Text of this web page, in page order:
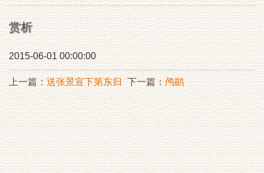
赏析
2015-06-01 00:00:00
上一篇：送张景宣下第东归
（归扬州觐省）
下一篇：鸬鹚